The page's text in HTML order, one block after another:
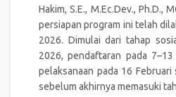
Hakim, S.E., M.Ec.Dev., Ph.D.,
persiapan program ini telah
2026. Dimulai dari tahap
2026, pendaftaran pada
pelaksanaan pada 16
sebelum akhirnya memasuki